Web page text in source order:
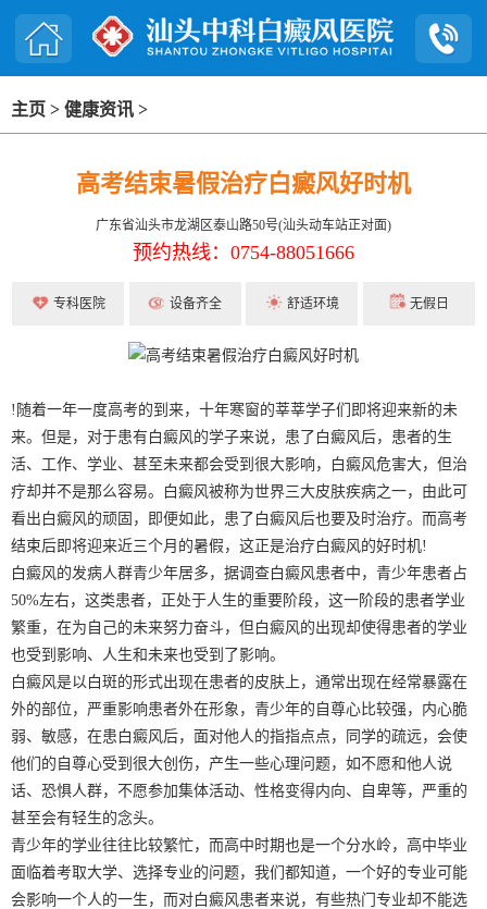
主页 > 健康资讯 >
高考结束暑假治疗白癜风好时机
广东省汕头市龙湖区泰山路50号(汕头动车站正对面)
预约热线：0754-88051666
专科医院 设备齐全 舒适环境 无假日
!随着一年一度高考的到来，十年寒窗的莘莘学子们即将迎来新的未
来。但是，对于患有白癜风的学子来说，患了白癜风后，患者的生
活、工作、学业、甚至未来都会受到很大影响，白癜风危害大，但治
疗却并不是那么容易。白癜风被称为世界三大皮肤疾病之一，由此可
看出白癜风的顽固，即便如此，患了白癜风后也要及时治疗。而高考
结束后即将迎来近三个月的暑假，这正是治疗白癜风的好时机!
白癜风的发病人群青少年居多，据调查白癜风患者中，青少年患者占
50%左右，这类患者，正处于人生的重要阶段，这一阶段的患者学业
繁重，在为自己的未来努力奋斗，但白癜风的出现却使得患者的学业
也受到影响、人生和未来也受到了影响。
白癜风是以白斑的形式出现在患者的皮肤上，通常出现在经常暴露在
外的部位，严重影响患者外在形象，青少年的自尊心比较强，内心脆
弱、敏感，在患白癜风后，面对他人的指指点点，同学的疏远，会使
他们的自尊心受到很大创伤，产生一些心理问题，如不愿和他人说
话、恐惧人群，不愿参加集体活动、性格变得内向、自卑等，严重的
甚至会有轻生的念头。
青少年的学业往往比较繁忙，而高中时期也是一个分水岭，高中毕业
面临着考取大学、选择专业的问题，我们都知道，一个好的专业可能
会影响一个人的一生，而对白癜风患者来说，有些热门专业却不能选